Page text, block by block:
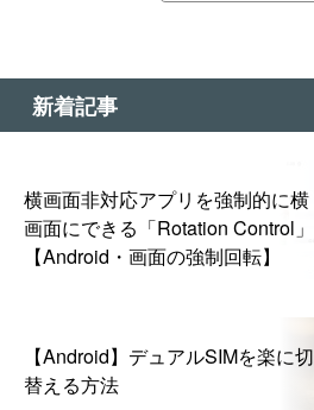
新着記事
横画面非対応アプリを強制的に横
画面にできる「Rotation Control」
【Android・画面の強制回転】
【Android】デュアルSIMを楽に切
替える方法